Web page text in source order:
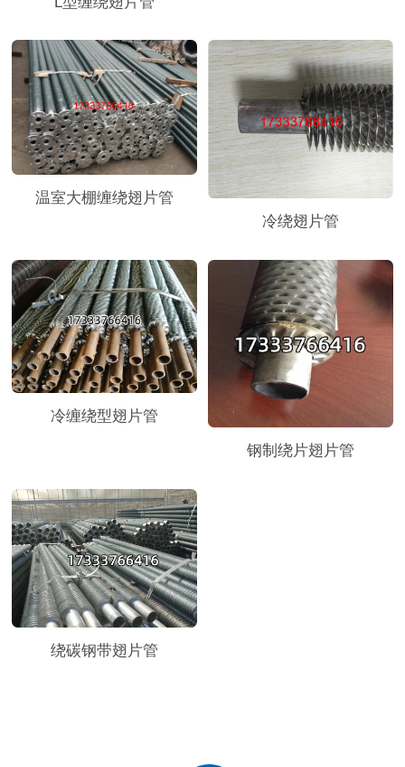
温室大棚缠绕翅片管
冷绕翅片管
冷缠绕型翅片管
钢制绕片翅片管
绕碳钢带翅片管